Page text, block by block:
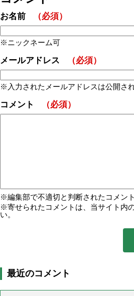
お名前 （必須）
ニックネーム可
メールアドレス （必須）
入力されたメールアドレスは公開さ
コメント （必須）
編集部で不適切と判断されたコメン
寄せられたコメントは、当サイト内
い。
最近のコメント